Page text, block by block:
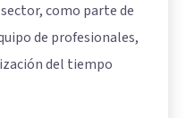
como parte de
de profesionales,
del tiempo